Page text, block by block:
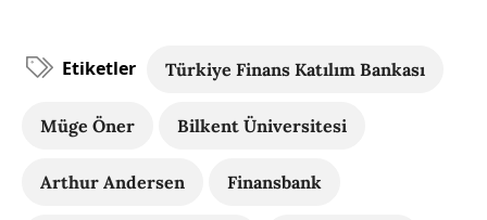
Etiketler Türkiye Finans Katılım Bankası
Müge Öner Bilkent Üniversitesi
Arthur Andersen Finansbank